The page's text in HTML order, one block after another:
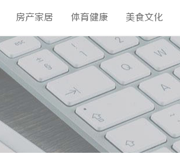
房产家居 体育健康 美食文化